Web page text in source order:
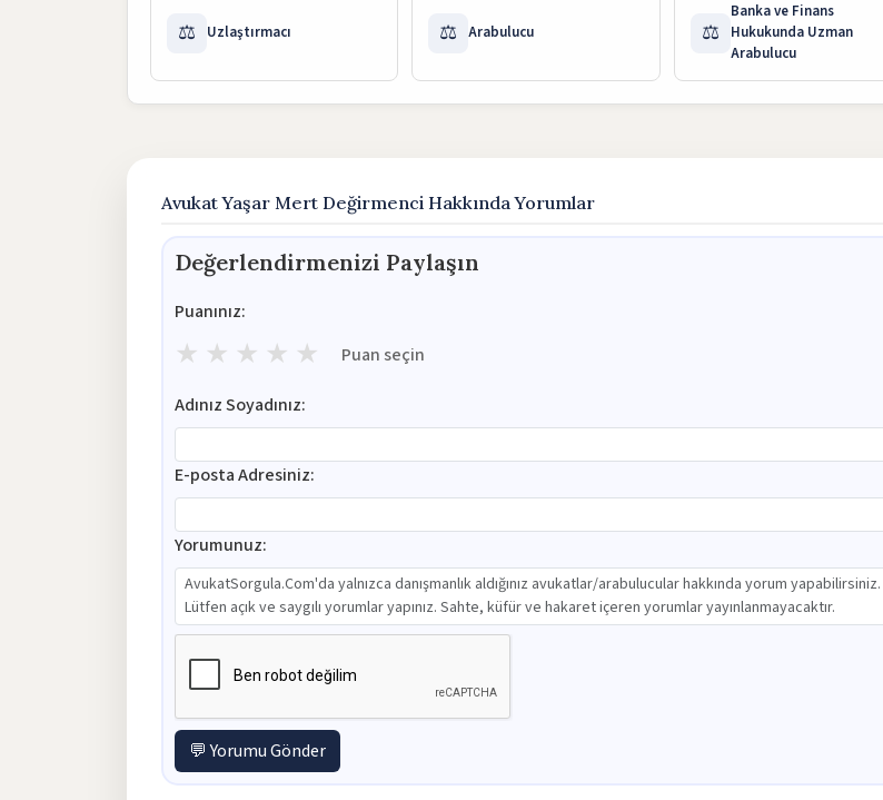
⚖️ Uzlaştırmacı ⚖️ Arabulucu ⚖️
Banka ve Finans
Hukukunda Uzman
Arabulucu
Avukat Yaşar Mert Değirmenci Hakkında Yorumlar
Değerlendirmenizi Paylaşın
Puanınız:
★ ★ ★ ★ ★ Puan seçin
Adınız Soyadınız:
E-posta Adresiniz:
Yorumunuz:
💬 Yorumu Gönder